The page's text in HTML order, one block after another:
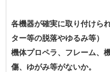
各機器が確実に取り付けら
ター等の脱落やゆるみ等）
機体プロペラ、フレーム、
傷、ゆがみ等がないか。